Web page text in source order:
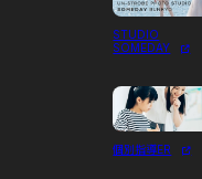
STUDIO
SOMEDAY
個別指導ER